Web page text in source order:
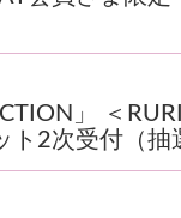
」 ＜
ト2次受付（抽